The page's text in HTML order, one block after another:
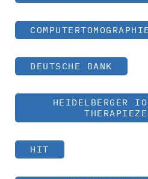
COMPUTERTOMOGRAPHIE
DEUTSCHE BANK
HEIDELBERGER
HIT